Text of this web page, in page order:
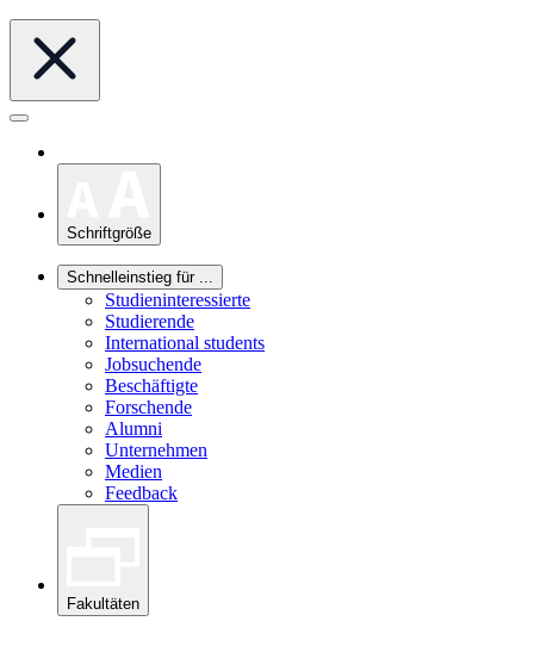
Schriftgröße
Schnelleinstieg für ...
Studieninteressierte
Studierende
International students
Jobsuchende
Beschäftigte
Forschende
Alumni
Unternehmen
Medien
Feedback
Fakultäten